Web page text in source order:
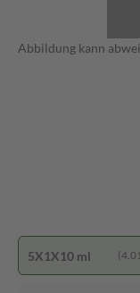
Abbildung kann
5X1X10 ml